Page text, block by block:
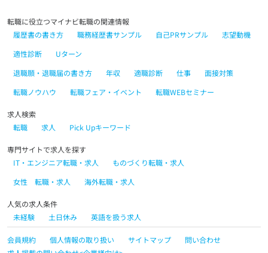
転職に役立つマイナビ転職の関連情報
履歴書の書き方
職務経歴書サンプル 自己PRサンプル
志望動機
適性診断
Uターン
退職願・退職届の書き方
年収 適職診断 仕事
面接対策
転職ノウハウ
転職フェア・イベント 転職WEBセミナー
求人検索
転職
求人 Pick Upキーワード
専門サイトで求人を探す
IT・エンジニア転職・求人
ものづくり転職・求人
女性 転職・求人
海外転職・求人
人気の求人条件
未経験
土日休み 英語を扱う求人
会員規約 個人情報の取り扱い サイトマップ
問い合わせ